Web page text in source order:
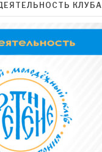
КЛУБА